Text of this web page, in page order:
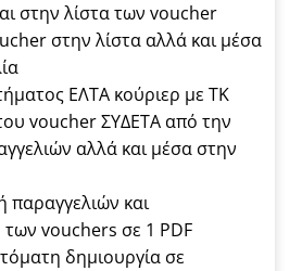
στην λίστα των voucher
στην λίστα αλλά και μέσα
ΕΛΤΑ κούριερ με ΤΚ
voucher ΣΥΔΕΤΑ από την
αλλά και μέσα στην
παραγγελιών και
vouchers σε 1 PDF
δημιουργία σε